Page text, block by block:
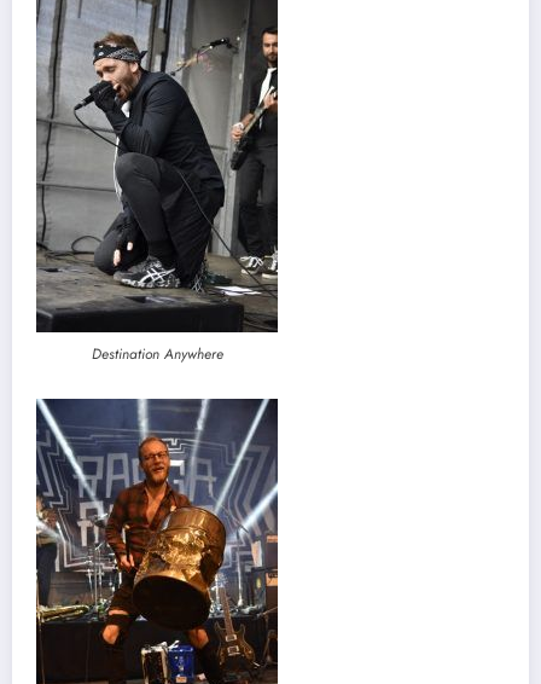
Destination Anywhere